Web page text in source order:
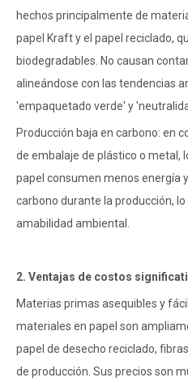
hechos principalmente de
papel Kraft y el papel reciclado,
biodegradables. No causan
alineándose con las tendencias
'empaquetado verde' y
Producción baja en carbono: en
de embalaje de plástico o metal,
papel consumen menos energía
carbono durante la producción,
amabilidad ambiental.
2. Ventajas de costos
Materias primas asequibles y
materiales en papel son
papel de desecho reciclado,
de producción. Sus precios son